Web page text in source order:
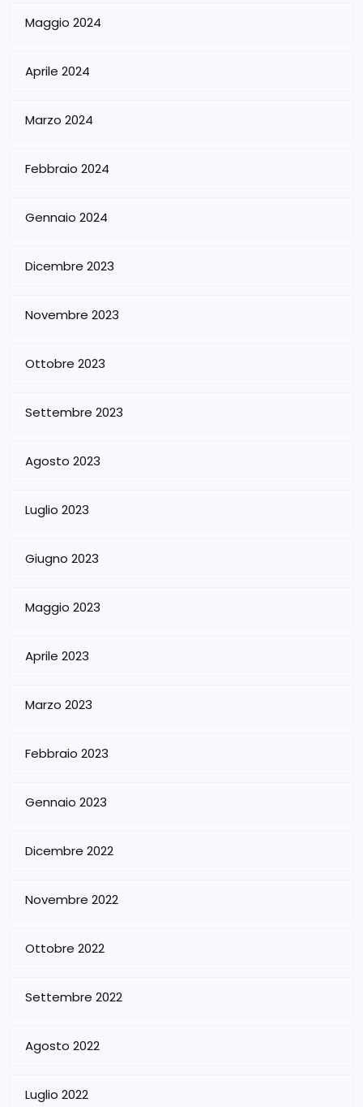
Maggio 2024
Aprile 2024
Marzo 2024
Febbraio 2024
Gennaio 2024
Dicembre 2023
Novembre 2023
Ottobre 2023
Settembre 2023
Agosto 2023
Luglio 2023
Giugno 2023
Maggio 2023
Aprile 2023
Marzo 2023
Febbraio 2023
Gennaio 2023
Dicembre 2022
Novembre 2022
Ottobre 2022
Settembre 2022
Agosto 2022
Luglio 2022